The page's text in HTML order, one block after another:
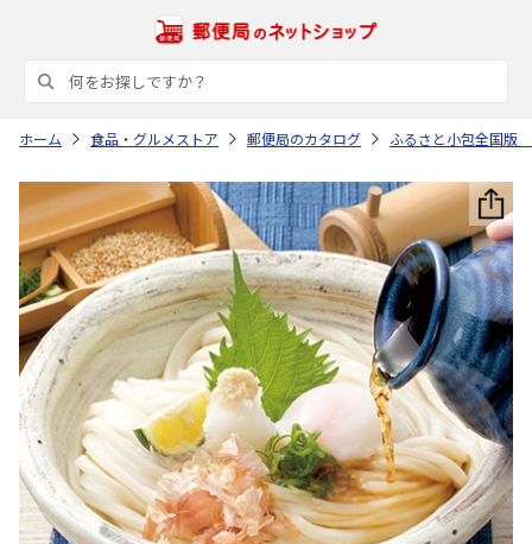
ホーム 食品・グルメストア 郵便局のカタログ ふるさと小包全国版